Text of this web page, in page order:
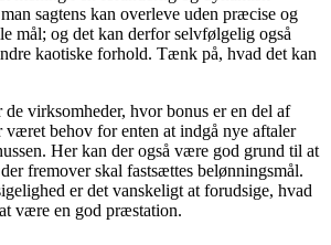
sagtens kan overleve uden præcise og
mål; og det kan derfor selvfølgelig også
kaotiske forhold. Tænk på, hvad det kan
virksomheder, hvor bonus er en del af
været behov for enten at indgå nye aftaler
Her kan der også være god grund til at
fremover skal fastsættes belønningsmål.
er det vanskeligt at forudsige, hvad
være en god præstation.